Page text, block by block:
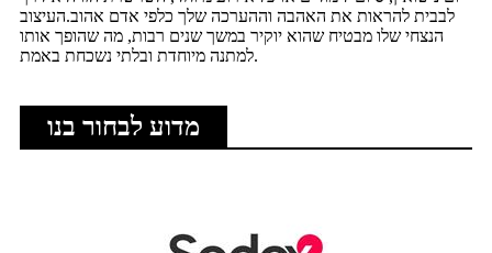
לבבית להראות את האהבה וההערכה שלך כלפי אדם אהוב.העיצוב
הנצחי שלו מבטיח שהוא יוקיר במשך שנים רבות, מה שהופך אותו
למתנה מיוחדת ובלתי נשכחת באמת.
מדוע לבחור בנו